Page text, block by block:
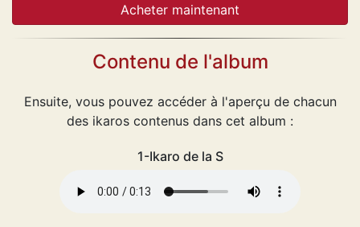
Contenu de l'album
Ensuite, vous pouvez accéder à l'aperçu de chacun
des ikaros contenus dans cet album :
1-Ikaro de la S